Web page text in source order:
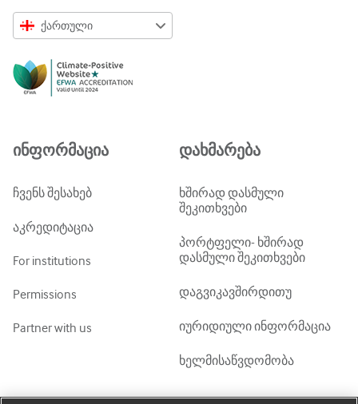
ქართული
Русский
ქართული
ინფორმაცია
ჩვენს შესახებ
აკრედიტაცია
For institutions
Permissions
Partner with us
დახმარება
ხშირად დასმული
შეკითხვები
პორტფელი- ხშირად
დასმული შეკითხვები
დაგვიკავშირდითუ
იურიდიული ინფორმაცია
ხელმისაწვდომობა